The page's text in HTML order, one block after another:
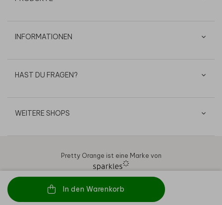
In den Warenkorb
INFORMATIONEN
HAST DU FRAGEN?
WEITERE SHOPS
Pretty Orange ist eine Marke von
Datenschutz Impressum